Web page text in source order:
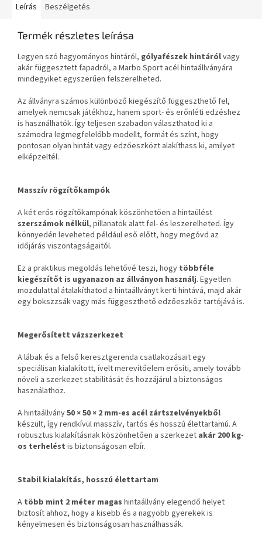
Leírás Beszélgetés
Termék részletes leírása
Legyen szó hagyományos hintáról, gólyafészek hintárólvagy
akár függesztett fapadról, a Marbo Sport acél hintaállványára
mindegyiket egyszerűen felszerelheted.
Az állványra számos különböző kiegészítő függeszthető fel,
amelyek nemcsak játékhoz, hanem sport- és erőnléti edzéshez
is használhatók. Így teljesen szabadon választhatod ki a
számodra legmegfelelőbb modellt, formát és színt, hogy
pontosan olyan hintát vagy edzőeszközt alakíthass ki, amilyet
elképzeltél.
Masszív rögzítőkampók
A két erős rögzítőkampónak köszönhetően a hintaülést
szerszámok nélkül, pillanatok alatt fel- és leszerelheted. Így
könnyedén leveheted például eső előtt, hogy megóvd az
időjárás viszontagságaitól.
Ez a praktikus megoldás lehetővé teszi, hogy többféle
kiegészítőt is ugyanazon az állványon használj. Egyetlen
mozdulattal átalakíthatod a hintaállványt kerti hintává, majd akár
egy bokszzsák vagy más függeszthető edzőeszköz tartójává is.
Megerősített vázszerkezet
A lábak és a felső keresztgerenda csatlakozásait egy
speciálisan kialakított, ívelt merevítőelem erősíti, amely tovább
növeli a szerkezet stabilitását és hozzájárul a biztonságos
használathoz.
A hintaállvány50 × 50 × 2 mm-es acél zártszelvényekből
készült, így rendkívül masszív, tartós és hosszú élettartamú. A
robusztus kialakításnak köszönhetően a szerkezet akár 200 kg-
os terhelést is biztonságosan elbír.
Stabil kialakítás, hosszú élettartam
A több mint 2 méter magas hintaállvány elegendő helyet
biztosít ahhoz, hogy a kisebb és a nagyobb gyerekek is
kényelmesen és biztonságosan használhassák.